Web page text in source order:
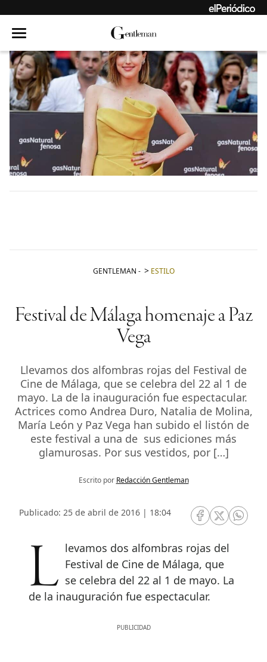
GENTLEMAN - ESTILO
Festival de Málaga homenaje a Paz
Vega
Llevamos dos alfombras rojas del Festival de
Cine de Málaga, que se celebra del 22 al 1 de
mayo. La de la inauguración fue espectacular.
Actrices como Andrea Duro, Natalia de Molina,
María León y Paz Vega han subido el listón de
este festival a una de sus ediciones más
glamurosas. Por sus vestidos, por […]
Escrito por Redacción Gentleman
Publicado: 25 de abril de 2016 | 18:04
RRSS Facebook
RRSSRRSS
Llevamos dos alfombras rojas del Festival de Cine de Málaga, que
se celebra del 22 al 1 de mayo. La
de la inauguración fue espectacular.